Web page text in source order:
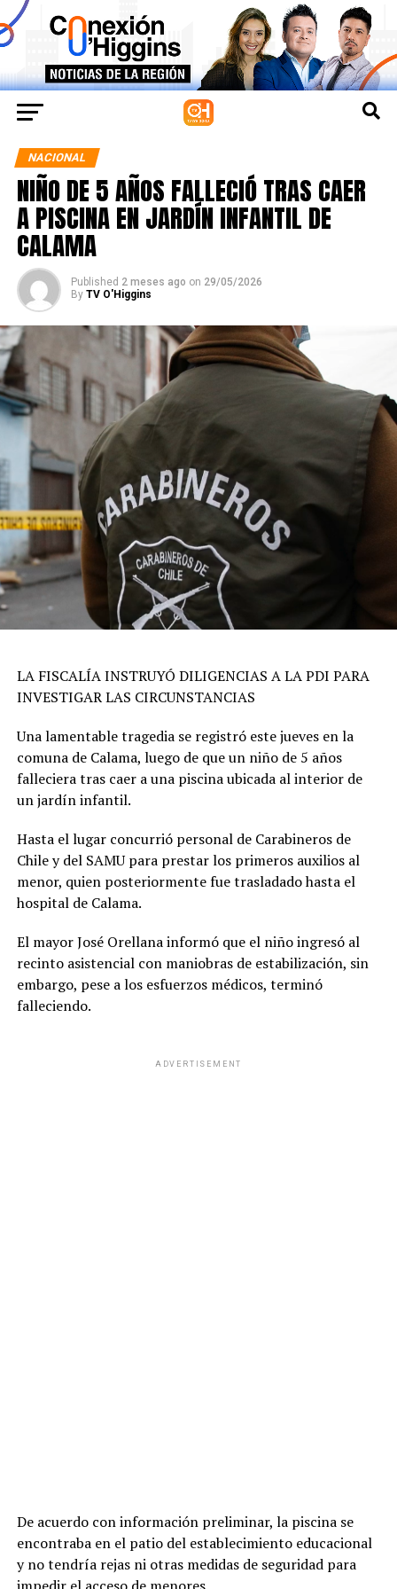
NACIONAL
NIÑO DE 5 AÑOS FALLECIÓ TRAS CAER
A PISCINA EN JARDÍN INFANTIL DE
CALAMA
Published 2 meses ago on 29/05/2026
By TV O'Higgins
LA FISCALÍA INSTRUYÓ DILIGENCIAS A LA PDI PARA
INVESTIGAR LAS CIRCUNSTANCIAS
Una lamentable tragedia se registró este jueves en la
comuna de Calama, luego de que un niño de 5 años
falleciera tras caer a una piscina ubicada al interior de
un jardín infantil.
Hasta el lugar concurrió personal de Carabineros de
Chile y del SAMU para prestar los primeros auxilios al
menor, quien posteriormente fue trasladado hasta el
hospital de Calama.
El mayor José Orellana informó que el niño ingresó al
recinto asistencial con maniobras de estabilización, sin
embargo, pese a los esfuerzos médicos, terminó
falleciendo.
ADVERTISEMENT
De acuerdo con información preliminar, la piscina se
encontraba en el patio del establecimiento educacional
y no tendría rejas ni otras medidas de seguridad para